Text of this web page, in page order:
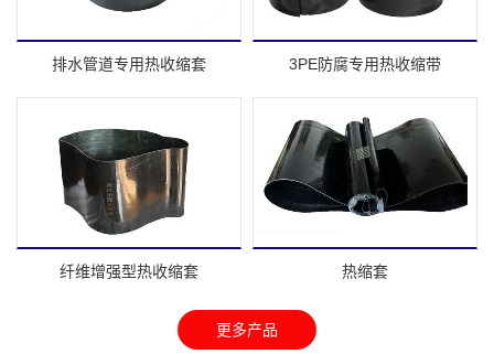
排水管道专用热收缩套 3PE防腐专用热收缩带
纤维增强型热收缩套 热缩套
更多产品